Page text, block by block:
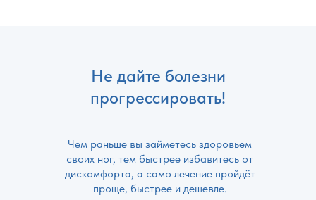
Не дайте болезни
прогрессировать!
Чем раньше вы займетесь здоровьем
своих ног, тем быстрее избавитесь от
дискомфорта, а само лечение пройдёт
проще, быстрее и дешевле.